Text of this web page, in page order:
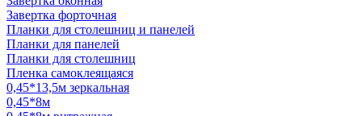
Завертка форточная
Планки для столешниц и панелей
Планки для панелей
Планки для столешниц
Пленка самоклеящаяся
0,45*13,5м зеркальная
0,45*8м